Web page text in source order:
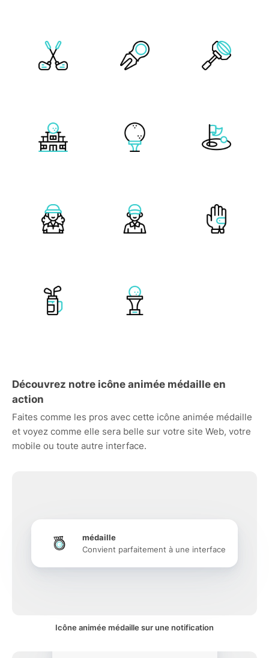
Découvrez notre icône animée médaille en
action
Faites comme les pros avec cette icône animée médaille
et voyez comme elle sera belle sur votre site Web, votre
mobile ou toute autre interface.
médaille
Convient parfaitement à une interface
Icône animée médaille sur une notification